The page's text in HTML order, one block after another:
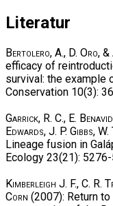
Literatur
Bertolero, A., D. Oro, &
efficacy of
survival: the example
Conservation 10(3):
Garrick, R. C., E.
Edwards, J. P. Gibbs,
Lineage fusion in
Ecology 23(21):
Kimberleigh J. F., C. R.
Corn (2007): Return